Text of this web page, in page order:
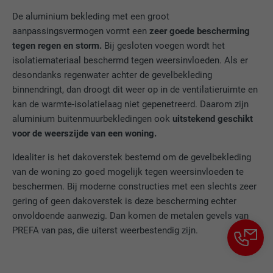
De aluminium bekleding met een groot
aanpassingsvermogen vormt eenzeer goede bescherming
tegen regen en storm. Bij gesloten voegen wordt het
isolatiemateriaal beschermd tegen weersinvloeden. Als er
desondanks regenwater achter de gevelbekleding
binnendringt, dan droogt dit weer op in de ventilatieruimte en
kan de warmte-isolatielaag niet gepenetreerd. Daarom zijn
aluminium buitenmuurbekledingen ook uitstekend geschikt
voor de weerszijde van een woning.
Idealiter is het dakoverstek bestemd om de gevelbekleding
van de woning zo goed mogelijk tegen weersinvloeden te
beschermen. Bij moderne constructies met een slechts zeer
gering of geen dakoverstek is deze bescherming echter
onvoldoende aanwezig. Dan komen de metalen gevels van
PREFA van pas, die uiterst weerbestendig zijn.